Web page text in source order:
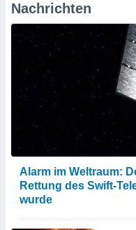
Nachrichten
Alarm im Weltraum:
Rettung des Swift-
wurde